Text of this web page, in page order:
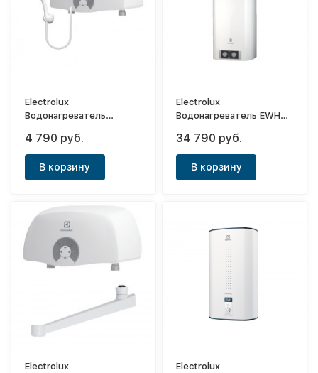
Electrolux
Водонагреватель
проточный Smartfix 2.0 S
(5,5 kW) - душ
4 790 руб.
В корзину
Electrolux
Водонагреватель EWH
34 790 руб.
В корзину
Electrolux
Electrolux